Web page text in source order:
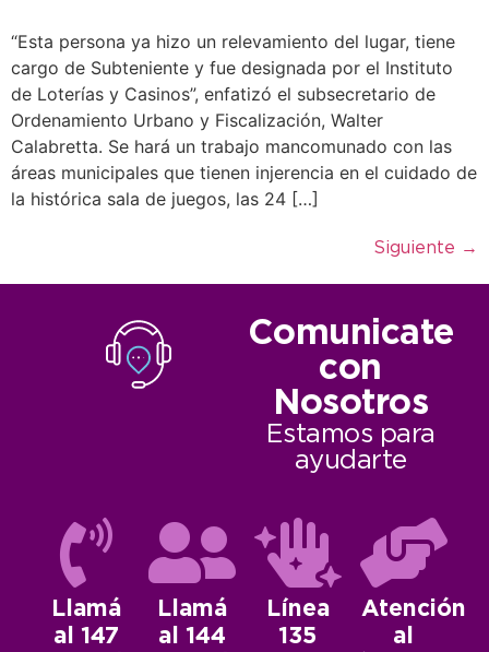
“Esta persona ya hizo un relevamiento del lugar, tiene
cargo de Subteniente y fue designada por el Instituto
de Loterías y Casinos”, enfatizó el subsecretario de
Ordenamiento Urbano y Fiscalización, Walter
Calabretta. Se hará un trabajo mancomunado con las
áreas municipales que tienen injerencia en el cuidado de
la histórica sala de juegos, las 24 […]
Siguiente →
Comunicate
con
Nosotros
Estamos para
ayudarte
Llamá
al 147
Llamá
al 144
Línea
135
Atención
al